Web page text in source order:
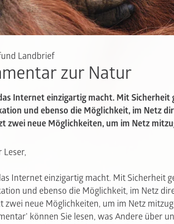
Landbrief
zur Natur
Internet einzigartig macht. Mit Sicherheit
und ebenso die Möglichkeit, im Netz
zwei neue Möglichkeiten, um im Netz
Leser,
Internet einzigartig macht. Mit Sicherheit
und ebenso die Möglichkeit, im Netz
zwei neue Möglichkeiten, um im Netz
können Sie lesen, was Andere über